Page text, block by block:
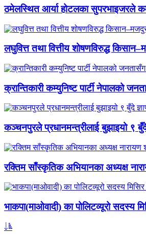
ठमेलस्थित आर्या होटलका सुपरभाइजरले
लघुवित्त तथा वित्तीय शोषणविरुद्ध
क्रान्तिकारी कम्युनिष्ट पार्टी नेपालको
कञ्चनपुरले प्रधानमन्त्रीलाई बुझाइयो ९
रक्तिम साँस्कृतिक अभियानका अध्यक्ष
भाकपा(माओवादी) का पोलिटव्यूरो सदस्य